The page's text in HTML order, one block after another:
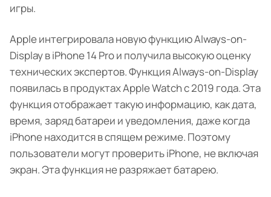
игры.
Apple интегрировала новую функцию Always-on-
Display в iPhone 14 Pro и получила высокую оценку
технических экспертов. Функция Always-on-Display
появилась в продуктах Apple Watch с 2019 года. Эта
функция отображает такую ​​информацию, как дата,
время, заряд батареи и уведомления, даже когда
iPhone находится в спящем режиме. Поэтому
пользователи могут проверить iPhone, не включая
экран. Эта функция не разряжает батарею.